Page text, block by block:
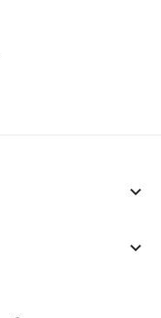
keyboard_arrow_down
keyboard_arrow_down